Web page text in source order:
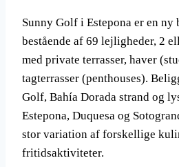
Sunny Golf i Estepona er en ny
bestående af 69 lejligheder, 2
med private terrasser, haver
tagterrasser (penthouses).
Golf, Bahía Dorada strand og
Estepona, Duquesa og
stor variation af forskellige
fritidsaktiviteter.